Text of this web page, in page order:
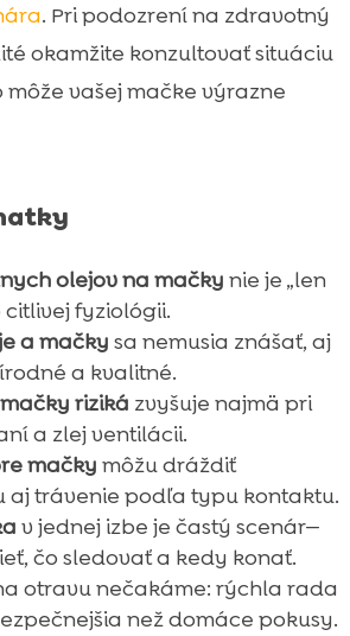
. Pri podozrení na zdravotný
okamžite konzultovať situáciu
môže vašej mačke výrazne
olejov na mačky nie je „len
citlivej fyziológii.
a mačky sa nemusia znášať, aj
a kvalitné.
riziká zvyšuje najmä pri
a zlej ventilácii.
mačky môžu dráždiť
aj trávenie podľa typu kontaktu.
v jednej izbe je častý scenár—
čo sledovať a kedy konať.
otravu nečakáme: rýchla rada
než domáce pokusy.